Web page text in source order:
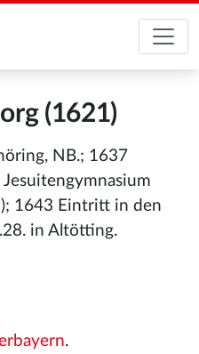
(1621)
NB.; 1637
1643 Eintritt in den
in Altötting.
.